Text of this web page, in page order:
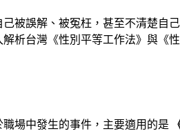
被誤解、被冤枉，甚至不清楚自
台灣《性別平等工作法》與《
場中發生的事件，主要適用的是